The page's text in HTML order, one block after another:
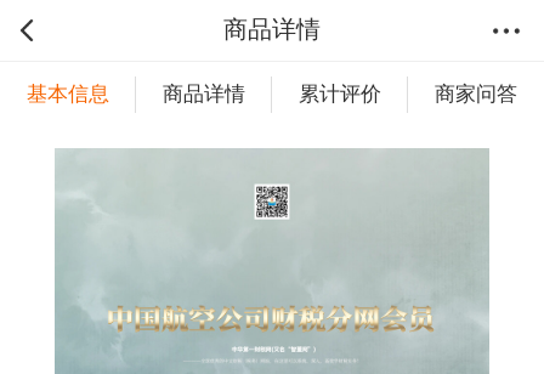
商品详情
基本信息 商品详情 累计评价 商家问答